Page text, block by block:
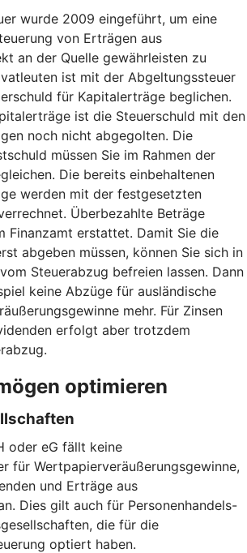
wurde 2009 eingeführt, um eine
von Erträgen aus
an der Quelle gewährleisten zu
ist mit der Abgeltungssteuer
für Kapitalerträge beglichen.
ist die Steuerschuld mit den
noch nicht abgegolten. Die
müssen Sie im Rahmen der
Die bereits einbehaltenen
werden mit der festgesetzten
Überbezahlte Beträge
Finanzamt erstattet. Damit Sie die
abgeben müssen, können Sie sich in
Steuerabzug befreien lassen. Dann
keine Abzüge für ausländische
mehr. Für Zinsen
erfolgt aber trotzdem
optimieren
oder eG fällt keine
für Wertpapierveräußerungsgewinne,
und Erträge aus
Dies gilt auch für Personenhandels-
die für die
optiert haben.